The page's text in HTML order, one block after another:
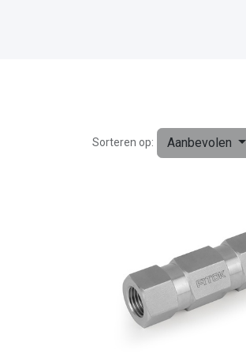
Sorteren op: Aanbevolen